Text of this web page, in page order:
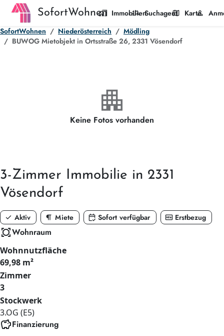
SofortWohnen
home_work Immobilien
manage_search Suchagent
map Karte
person
SofortWohnen
Niederösterreich
Mödling
BUWOG Mietobjekt in Ortsstraße 26, 2331 Vösendorf
apartment
Keine Fotos vorhanden
3-Zimmer Immobilie in 2331
Vösendorf
check Aktiv format_paragraph Miete calendar_check Sofort verfügbar fiber_new Erstbezug
all_outWohnraum
Wohnnutzfläche
69,98 m²
Zimmer
3
Stockwerk
3.OG (E5)
savingsFinanzierung